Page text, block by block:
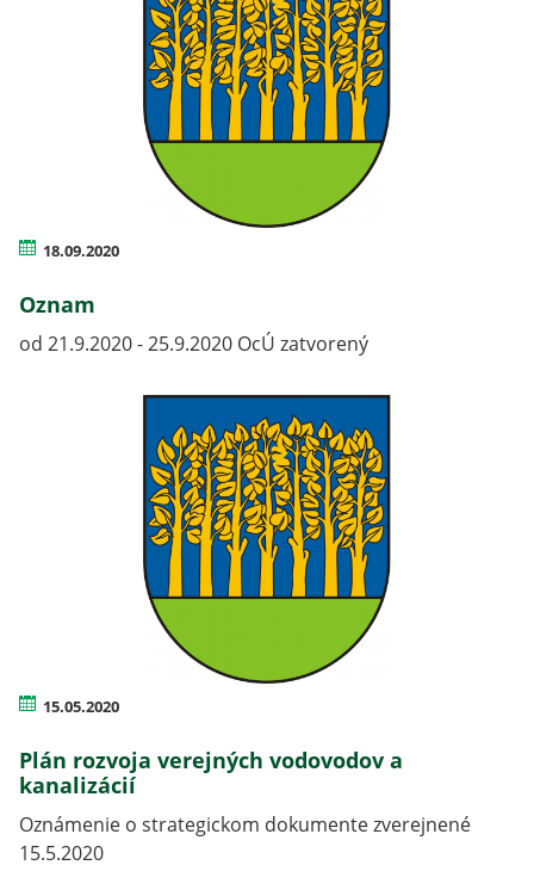
18.09.2020
Oznam
od 21.9.2020 - 25.9.2020 OcÚ zatvorený
15.05.2020
Plán rozvoja verejných vodovodov a
kanalizácií
Oznámenie o strategickom dokumente zverejnené
15.5.2020